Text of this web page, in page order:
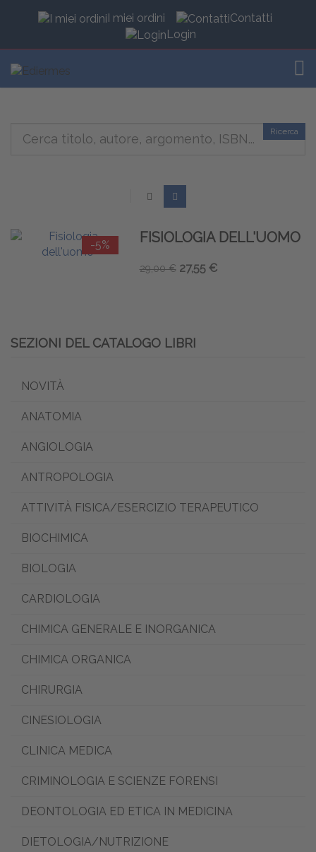
I miei ordini
Contatti
Login
Ricerca
-5% FISIOLOGIA DELL'UOMO
29,00 € 27,55 €
SEZIONI DEL CATALOGO LIBRI
NOVITÀ
ANATOMIA
ANGIOLOGIA
ANTROPOLOGIA
ATTIVITÀ FISICA/ESERCIZIO TERAPEUTICO
BIOCHIMICA
BIOLOGIA
CARDIOLOGIA
CHIMICA GENERALE E INORGANICA
CHIMICA ORGANICA
CHIRURGIA
CINESIOLOGIA
CLINICA MEDICA
CRIMINOLOGIA E SCIENZE FORENSI
DEONTOLOGIA ED ETICA IN MEDICINA
DIETOLOGIA/NUTRIZIONE